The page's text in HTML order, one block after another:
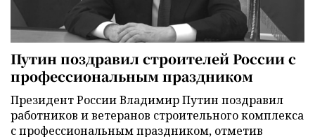
Путин поздравил строителей России с
профессиональным праздником
Президент России Владимир Путин поздравил
работников и ветеранов строительного комплекса
с профессиональным праздником, отметив